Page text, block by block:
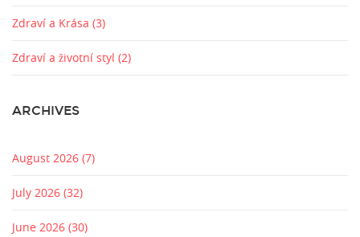
Zdraví a Krása (3)
Zdraví a životní styl (2)
ARCHIVES
August 2026 (7)
July 2026 (32)
June 2026 (30)